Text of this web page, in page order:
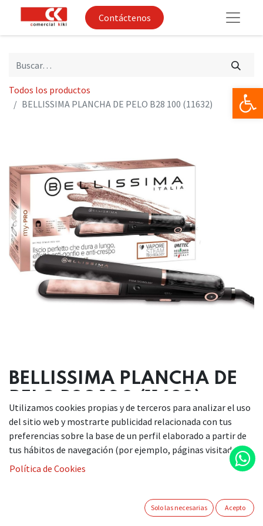
Contáctenos
Todos los productos
BELLISSIMA PLANCHA DE PELO B28 100 (11632)
BELLISSIMA PLANCHA DE
69,90€
Si desea adquirir este artículo, le invitamos a ponerse en
contacto con nosotros a través de nuestro teléfono
a info@comercialkiki.com. Estaremos encantados de
Utilizamos cookies propias y de terceros para analizar el uso
del sitio web y mostrarte publicidad relacionada con tus
preferencias sobre la base de un perfil elaborado a partir de
tus hábitos de navegación (por ejemplo, páginas visitadas).
Política de Cookies
Solo las necesarias Acepto